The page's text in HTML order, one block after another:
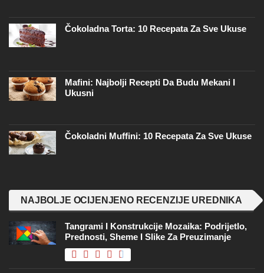
Čokoladna Torta: 10 Recepata Za Sve Ukuse
Mafini: Najbolji Recepti Da Budu Mekani I
Ukusni
Čokoladni Muffini: 10 Recepata Za Sve Ukuse
NAJBOLJE OCIJENJENO RECENZIJE UREDNIKA
Tangrami I Konstrukcije Mozaika: Podrijetlo,
Prednosti, Sheme I Slike Za Preuzimanje